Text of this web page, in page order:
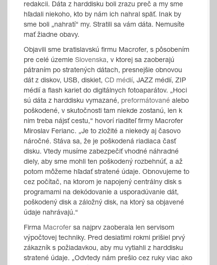
redakcii. Dáta z harddisku boli zrazu preč a my sme
hľadali niekoho, kto by nám ich nahral späť. Inak by
sme boli „nahratí“ my. Stratili sa vám dáta. Nemusíte
mať žiadne obavy.
Objavili sme bratislavskú firmu Macrofer, s pôsobením
pre celé územie Slovenska, v ktorej sa zaoberajú
pátraním po stratených dátach, presnejšie obnovou
dát z diskov, USB, diskiet, CD médií, JAZZ médií, ZIP
médií a flash kariet do digitálnych fotoaparátov. „Hoci
sú dáta z harddisku vymazané, preformátované alebo
poškodené, v skutočnosti tam niekde zostanú, len k
nim treba nájsť cestu,“ hovorí riaditeľ firmy Macrofer
Miroslav Ferianc. „Je to zložité a niekedy aj časovo
náročné. Stáva sa, že je poškodená riadiaca časť
disku. Vtedy musíme zabezpečiť vhodné náhradné
diely, aby sme mohli ten poškodený rozbehnúť, a až
potom môžeme hľadať stratené údaje. Obnovujeme to
cez počítač, na ktorom je napojený centrálny disk s
programami na dekódovanie a usporadúvanie dát,
poškodený disk a záložný disk, na ktorý sa objavené
údaje nahrávajú.“
Firma Macrofer sa najprv zaoberala len servisom
výpočtovej techniky. Pred desiatimi rokmi prišiel prvý
zákazník s požiadavkou, aby mu vytiahli z harddisku
stratené údaje. „Odvtedy nám prešlo cez ruky viac ako